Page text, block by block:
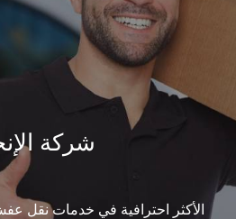
شركة
الأكثر احترافية في خدمات نقل